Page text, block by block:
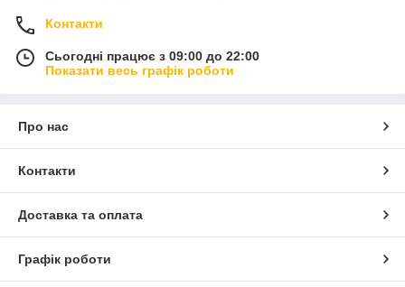
Контакти
Сьогодні працює з 09:00 до 22:00
Показати весь графік роботи
Про нас
Контакти
Доставка та оплата
Графік роботи